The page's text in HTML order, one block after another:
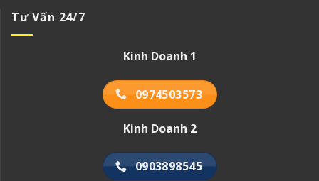
Tư Vấn 24/7
Kinh Doanh 1
0974503573
Kinh Doanh 2
0903898545